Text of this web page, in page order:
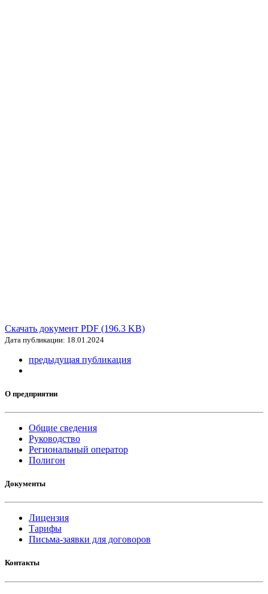
Скачать документ PDF (196.3 KB)
Дата публикации: 18.01.2024
предыдущая публикация
О предприятии
Общие сведения
Руководство
Региональный оператор
Полигон
Документы
Лицензия
Тарифы
Письма-заявки для договоров
Контакты